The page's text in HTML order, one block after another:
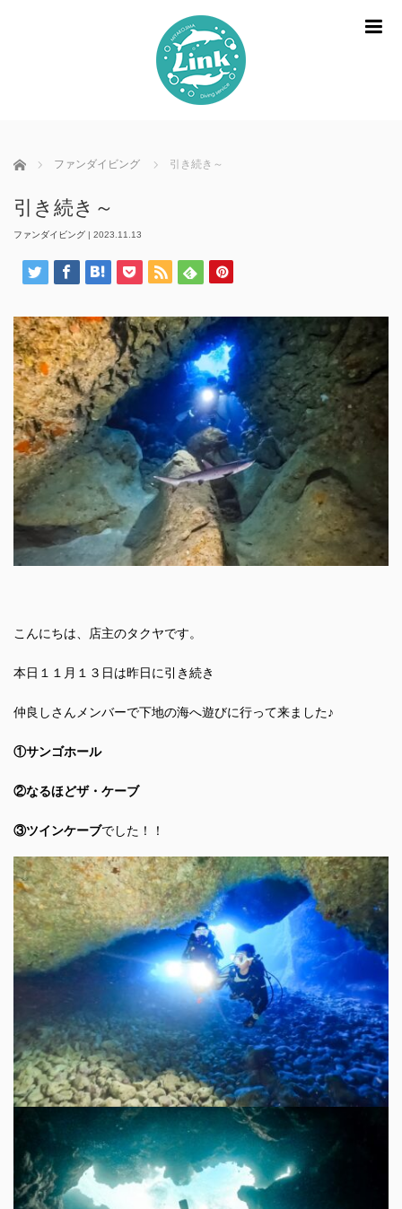
ホーム ファンダイビング 引き続き～
引き続き～
ファンダイビング | 2023.11.13
こんにちは、店主のタクヤです。
本日１１月１３日は昨日に引き続き
仲良しさんメンバーで下地の海へ遊びに行って来ました♪
①サンゴホール
②なるほどザ・ケーブ
③ツインケーブでした！！